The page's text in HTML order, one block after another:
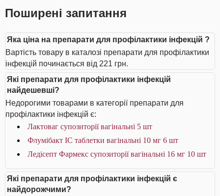
Поширені запитання
Яка ціна на препарати для профілактики інфекцій ?
Вартість товару в каталозі препарати для профілактики
інфекцій починається від 221 грн.
Які препарати для профілактики інфекцій
найдешевші?
Недорогими товарами в категорії препарати для
профілактики інфекцій є:
Лактоваг супозиторії вагінальні 5 шт
Флумібакт IC таблетки вагінальні 10 мг 6 шт
Ледісепт Фармекс супозиторії вагінальні 16 мг 10 шт
Які препарати для профілактики інфекцій є
найдорожчими?